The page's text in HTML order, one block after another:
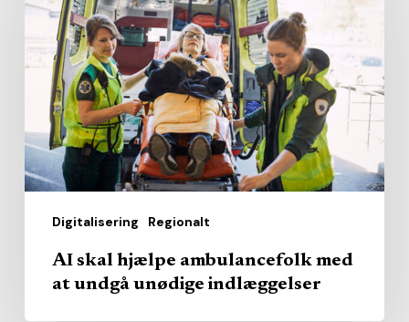
Digitalisering Regionalt
hjælpe
ambulancefolk
med
undgå
unødige
indlæggelser
AI skal hjælpe ambulancefolk med
at undgå unødige indlæggelser